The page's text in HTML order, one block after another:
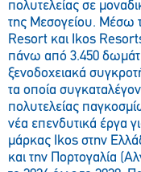
πολυτελείας σε
της Μεσογείου. Μέσω
Resort και Ikos
πάνω από 3.450
ξενοδοχειακά
τα οποία
πολυτελείας
νέα επενδυτικά έργα
μάρκας Ikos στην
και την Πορτογαλία